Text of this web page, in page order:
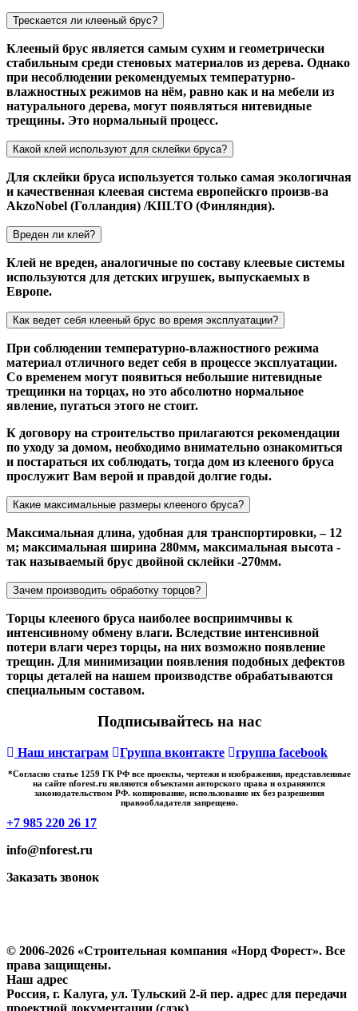
Трескается ли клееный брус?
Клееный брус является самым сухим и геометрически
стабильным среди стеновых материалов из дерева. Однако
при несоблюдении рекомендуемых температурно-
влажностных режимов на нём, равно как и на мебели из
натурального дерева, могут появляться нитевидные
трещины. Это нормальный процесс.
Какой клей используют для склейки бруса?
Для склейки бруса используется только самая экологичная
и качественная клеевая система европейскго произв-ва
AkzoNobel (Голландия) /KIILTO (Финляндия).
Вреден ли клей?
Клей не вреден, аналогичные по составу клеевые системы
используются для детских игрушек, выпускаемых в
Европе.
Как ведет себя клееный брус во время эксплуатации?
При соблюдении температурно-влажностного режима
материал отличного ведет себя в процессе эксплуатации.
Со временем могут появиться небольшие нитевидные
трещинки на торцах, но это абсолютно нормальное
явление, пугаться этого не стоит.
К договору на строительство прилагаются рекомендации
по уходу за домом, необходимо внимательно ознакомиться
и постараться их соблюдать, тогда дом из клееного бруса
прослужит Вам верой и правдой долгие годы.
Какие максимальные размеры клееного бруса?
Максимальная длина, удобная для транспортировки, – 12
м; максимальная ширина 280мм, максимальная высота -
так называемый брус двойной склейки -270мм.
Зачем производить обработку торцов?
Торцы клееного бруса наиболее восприимчивы к
интенсивному обмену влаги. Вследствие интенсивной
потери влаги через торцы, на них возможно появление
трещин. Для минимизации появления подобных дефектов
торцы деталей на нашем производстве обрабатываются
специальным составом.
Подписывайтесь на нас
Наш инстаграм Группа вконтакте группа facebook
*Cогласно статье 1259 ГК РФ все проекты, чертежи и изображения, представленные
на сайте nforest.ru являются объектами авторского права и охраняются
законодательством РФ. копирование, использование их без разрешения
правообладателя запрещено.
+7 985 220 26 17
info@nforest.ru
Заказать звонок
© 2006-2026 «Строительная компания «Норд Форест». Все
права защищены.
Наш адрес
Россия, г. Калуга, ул. Тульский 2-й пер. адрес для передачи
проектной документации (сдэк)